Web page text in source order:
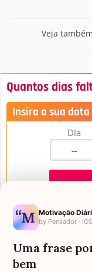
Veja
Quantos dias
Insira a sua
Dia
Motivação
by Pensador ·
Uma frase
bem